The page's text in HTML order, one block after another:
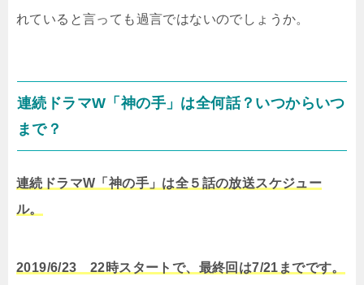
れていると言っても過言ではないのでしょうか。
連続ドラマW「神の手」は全何話？いつからいつ
まで？
連続ドラマW「神の手」は全５話の放送スケジュー
ル。
2019/6/23 22時スタートで、最終回は7/21までです。